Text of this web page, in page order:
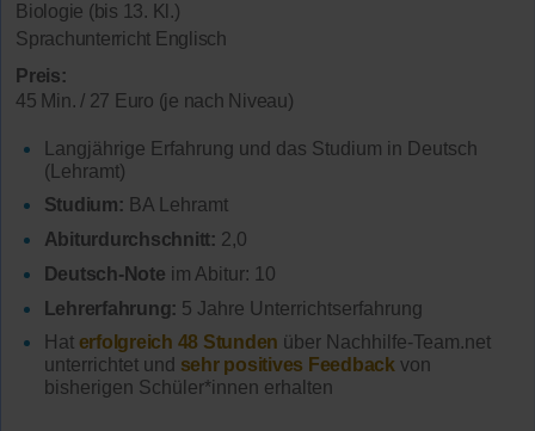
Biologie (bis 13. Kl.)
Sprachunterricht Englisch
Preis:
45 Min. / 27 Euro (je nach Niveau)
Langjährige Erfahrung und das Studium in Deutsch
(Lehramt)
Studium: BA Lehramt
Abiturdurchschnitt: 2,0
Deutsch-Note im Abitur: 10
Lehrerfahrung: 5 Jahre Unterrichtserfahrung
Hat erfolgreich 48 Stunden über Nachhilfe-Team.net
unterrichtet und sehr positives Feedbackvon
bisherigen Schüler*innen erhalten